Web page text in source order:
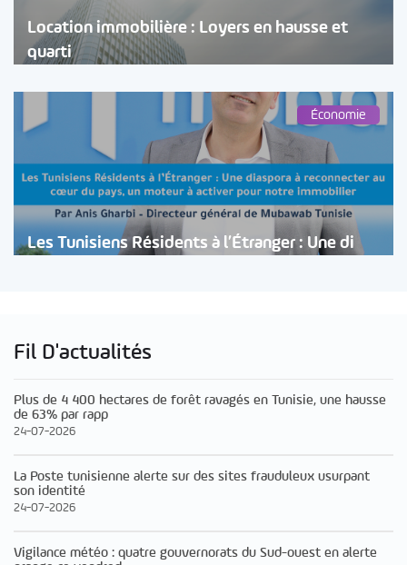
Location immobilière : Loyers en hausse et
quarti
Économie
Les Tunisiens Résidents à l’Étranger : Une di
Fil D'actualités
Plus de 4 400 hectares de forêt ravagés en Tunisie, une hausse
de 63% par rapp
24-07-2026
La Poste tunisienne alerte sur des sites frauduleux usurpant
son identité
24-07-2026
Vigilance météo : quatre gouvernorats du Sud-ouest en alerte